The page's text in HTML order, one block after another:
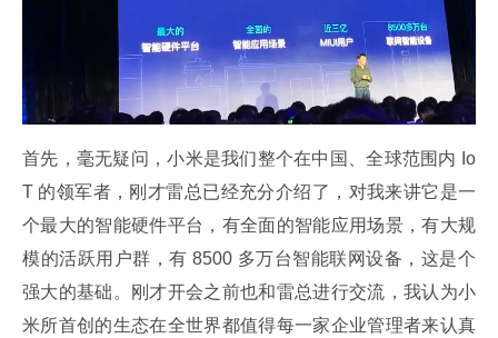
首先，毫无疑问，小米是我们整个在中国、全球范围内 Io
T 的领军者，刚才雷总已经充分介绍了，对我来讲它是一
个最大的智能硬件平台，有全面的智能应用场景，有大规
模的活跃用户群，有 8500 多万台智能联网设备，这是个
强大的基础。刚才开会之前也和雷总进行交流，我认为小
米所首创的生态在全世界都值得每一家企业管理者来认真